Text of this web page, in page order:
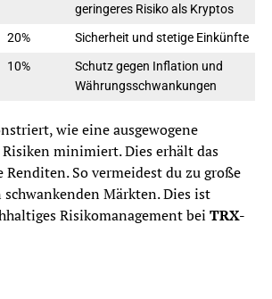
geringeres Risiko als Kryptos
20%
Sicherheit und stetige Einkünfte
10%
Schutz gegen Inflation und
Währungsschwankungen
wie eine ausgewogene
minimiert. Dies erhält das
So vermeidest du zu große
Märkten. Dies ist
Risikomanagement bei TRX-